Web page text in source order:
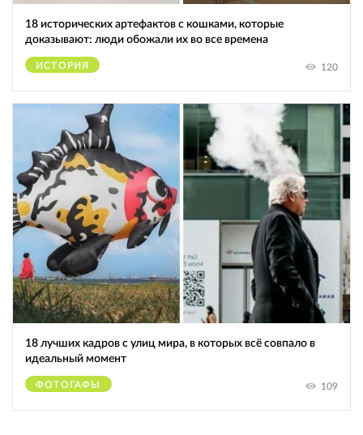
18 исторических артефактов с кошками, которые
доказывают: люди обожали их во все времена
ИСТОРИЯ 120
18 лучших кадров с улиц мира, в которых всё совпало в
идеальный момент
ФОТОГАФЫ 109